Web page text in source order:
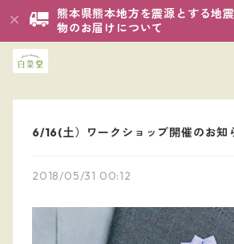
熊本県熊本地方を震源とする地
物のお届けについて
6/16(土）ワークショップ開催のお知
2018/05/31 00:12